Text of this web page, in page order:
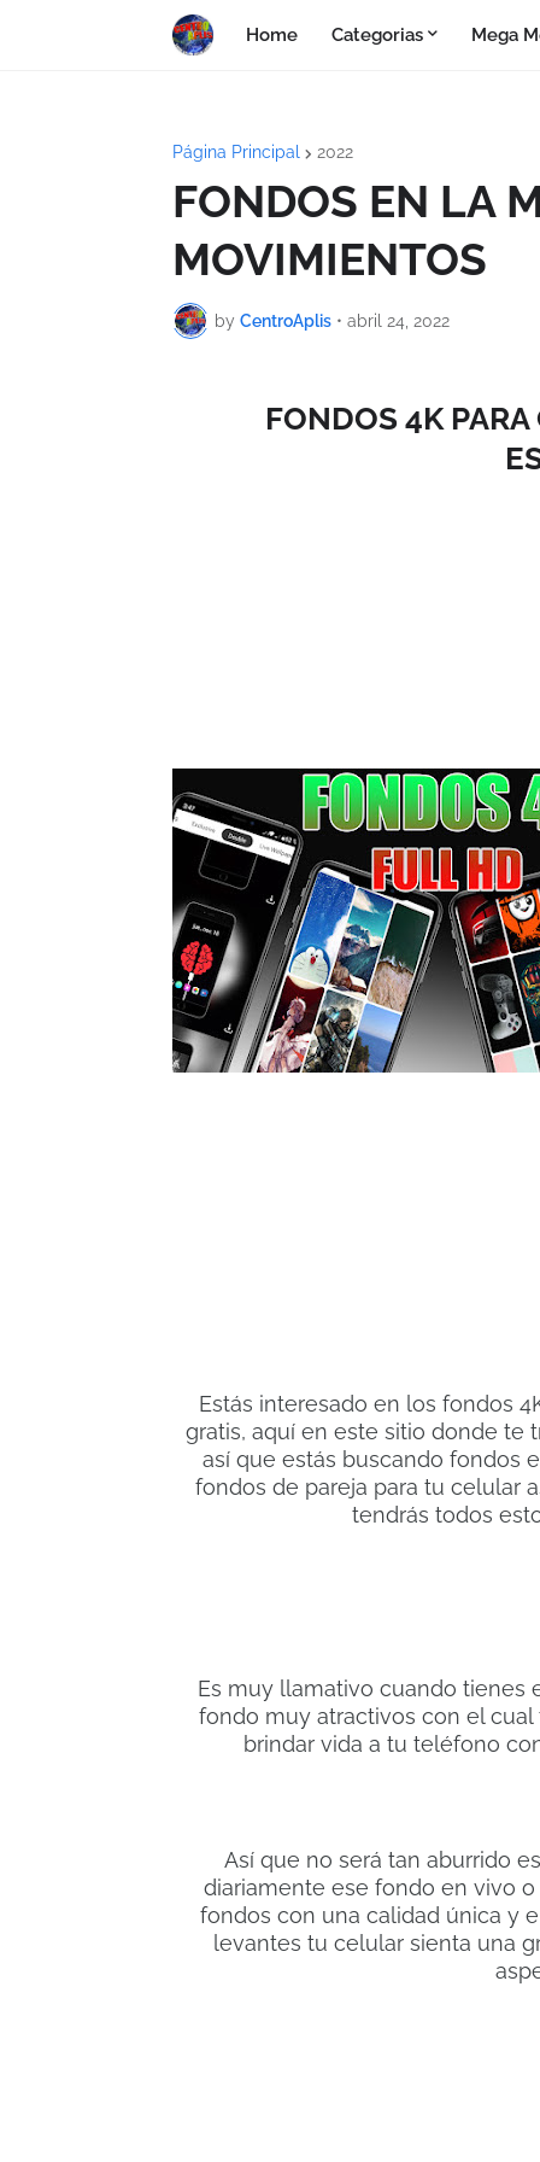
Home Categorias Mega
Página Principal 2022
FONDOS EN LA
MOVIMIENTOS
by CentroAplis • abril 24, 2022
FONDOS 4K
Estás interesado en los fondos
gratis, aquí en este sitio donde te
así que estás buscando fondos
fondos de pareja para tu celular
tendrás todos
Es muy llamativo cuando tienes
fondo muy atractivos con el cual
brindar vida a tu teléfono
Así que no será tan aburrido
diariamente ese fondo en vivo
fondos con una calidad única y
levantes tu celular sienta una